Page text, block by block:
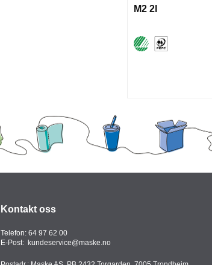
M2 2l
Kontakt oss
Telefon: 64 97 62 00
E-Post: kundeservice@maske.no